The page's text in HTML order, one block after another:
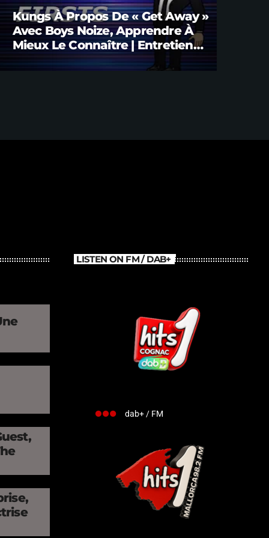
Kungs À Propos De « Get Away »
Avec Boys Noize, Apprendre À
Mieux Le Connaître | Entretien
Avec Brian FINK
LISTEN ON FM / DAB+
dab+ / FM